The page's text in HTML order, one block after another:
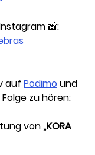
📸:
auf Podimo und
zu hören:
von „KORA